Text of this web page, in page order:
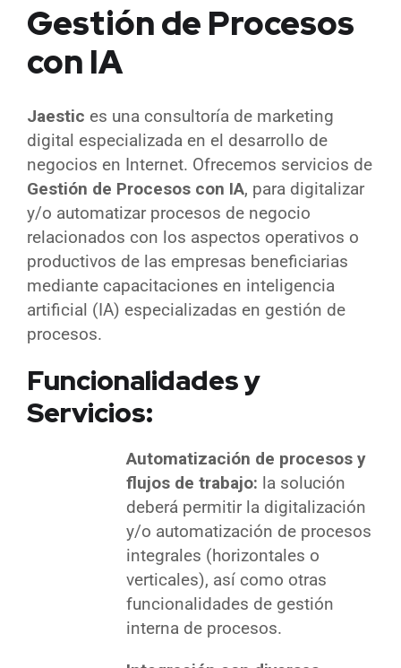
Gestión de Procesos
con IA
Jaestic es una consultoría de marketing
digital especializada en el desarrollo de
negocios en Internet. Ofrecemos servicios de
Gestión de Procesos con IA, para digitalizar
y/o automatizar procesos de negocio
relacionados con los aspectos operativos o
productivos de las empresas beneficiarias
mediante capacitaciones en inteligencia
artificial (IA) especializadas en gestión de
procesos.
Funcionalidades y
Servicios:
Automatización de procesos y
flujos de trabajo: la solución
deberá permitir la digitalización
y/o automatización de procesos
integrales (horizontales o
verticales), así como otras
funcionalidades de gestión
interna de procesos.